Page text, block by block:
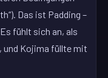
Das ist Padding –
fühlt sich an, als
Kojima füllte mit